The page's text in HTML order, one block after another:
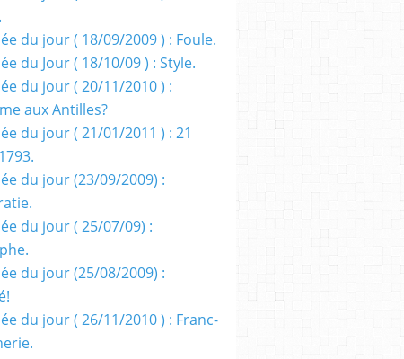
du jour ( 18/09/2009 ) : Foule.
du Jour ( 18/10/09 ) : Style.
du jour ( 20/11/2010 ) :
aux Antilles?
du jour ( 21/01/2011 ) : 21
du jour (23/09/2009) :
du jour ( 25/07/09) :
du jour (25/08/2009) :
du jour ( 26/11/2010 ) : Franc-